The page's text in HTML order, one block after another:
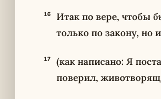
16 Итак по вере, чтобы
только по закону, но
17
(как написано: Я
поверил,